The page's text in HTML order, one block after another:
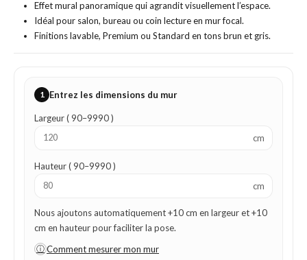
Effet mural panoramique qui agrandit visuellement l’espace.
Idéal pour salon, bureau ou coin lecture en mur focal.
Finitions lavable, Premium ou Standard en tons brun et gris.
1 Entrez les dimensions du mur
Largeur ( 90–9990 )
cm
Hauteur ( 90–9990 )
cm
Nous ajoutons automatiquement +10 cm en largeur et +10
cm en hauteur pour faciliter la pose.
ⓘ Comment mesurer mon mur